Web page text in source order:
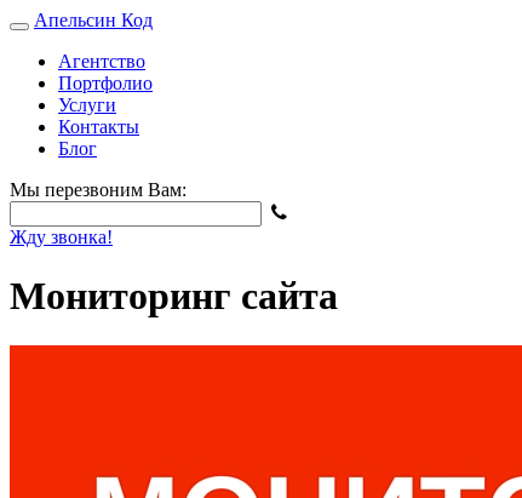
Апельсин Код
Агентство
Портфолио
Услуги
Контакты
Блог
Мы перезвоним Вам:
Жду звонка!
Мониторинг сайта